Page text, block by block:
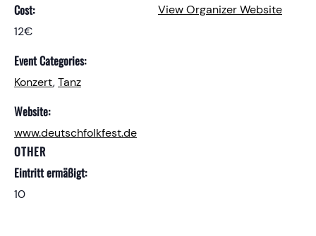
Cost:
12€
Event Categories:
Konzert,Tanz
Website:
www.deutschfolkfest.de
View Organizer Website
OTHER
Eintritt ermäßigt:
10